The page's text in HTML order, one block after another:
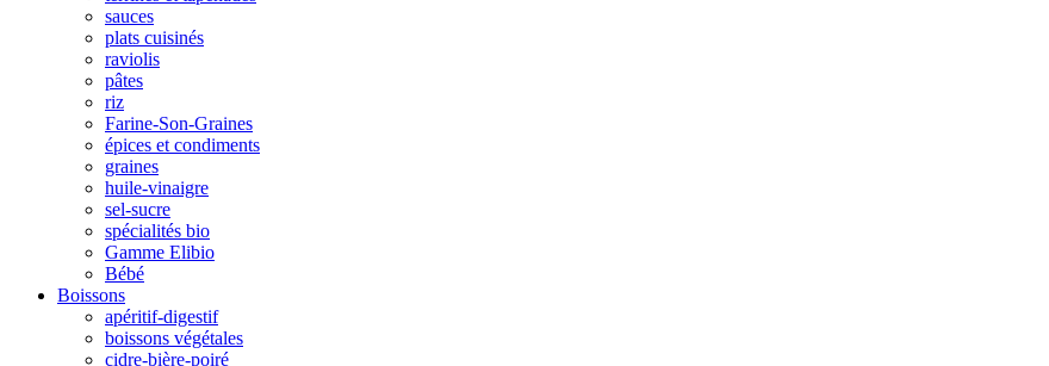
sauces
plats cuisinés
raviolis
pâtes
riz
Farine-Son-Graines
épices et condiments
graines
huile-vinaigre
sel-sucre
spécialités bio
Gamme Elibio
Bébé
Boissons
apéritif-digestif
boissons végétales
cidre-bière-poiré